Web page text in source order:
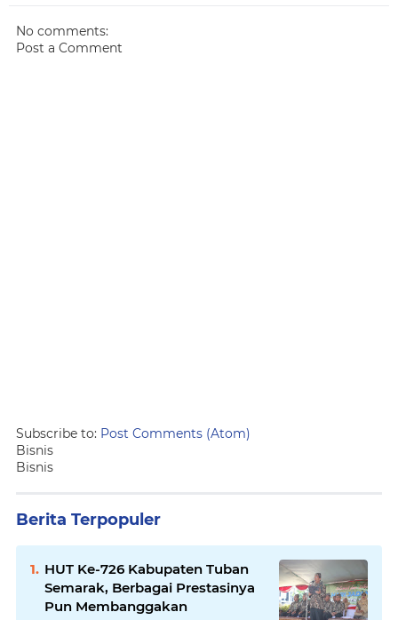
No comments:
Post a Comment
Subscribe to: Post Comments (Atom)
Bisnis
Bisnis
Berita Terpopuler
HUT Ke-726 Kabupaten Tuban
Semarak, Berbagai Prestasinya
Pun Membanggakan